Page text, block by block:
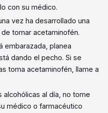
con su médico.
vez ha desarrollado una
tomar acetaminofén.
embarazada, planea
dando el pecho. Si se
toma acetaminofén, llame a
al día, no tome
médico o farmacéutico